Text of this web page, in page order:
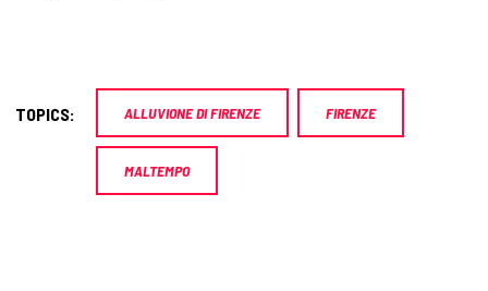
TOPICS: ALLUVIONE DI FIRENZE FIRENZE
MALTEMPO